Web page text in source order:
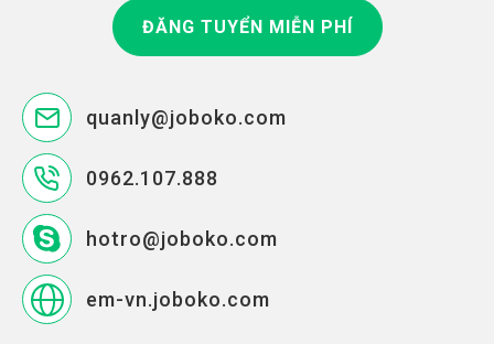
ĐĂNG TUYỂN MIỄN PHÍ
quanly@joboko.com
0962.107.888
hotro@joboko.com
em-vn.joboko.com